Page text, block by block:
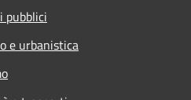
pubblici
e urbanistica